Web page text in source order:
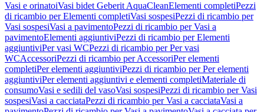
Vasi e orinatoiVasi bidet Geberit AquaCleanElementi completiPezzi
di ricambio per Elementi completiVasi sospesiPezzi di ricambio per
Vasi sospesiVasi a pavimentoPezzi di ricambio per Vasi a
pavimentoElementi aggiuntiviPezzi di ricambio per Elementi
aggiuntiviPer vasi WCPezzi di ricambio per Per vasi
WCAccessoriPezzi di ricambio per AccessoriPer elementi
completiPer elementi aggiuntiviPezzi di ricambio per Per elementi
aggiuntiviPer elementi aggiuntivi e elementi completiMateriale di
consumoVasi e sedili del vasoVasi sospesiPezzi di ricambio per Vasi
sospesiVasi a cacciataPezzi di ricambio per Vasi a cacciataVasi a